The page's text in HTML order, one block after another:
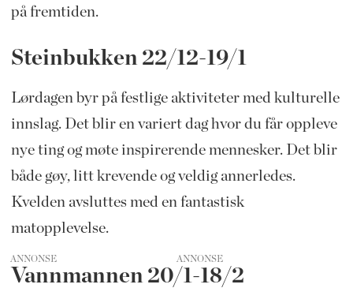
på fremtiden.
Steinbukken 22/12-19/1
Lørdagen byr på festlige aktiviteter med kulturelle
innslag. Det blir en variert dag hvor du får oppleve
nye ting og møte inspirerende mennesker. Det blir
både gøy, litt krevende og veldig annerledes.
Kvelden avsluttes med en fantastisk
matopplevelse.
ANNONSE
Vannmannen 20/1-18/2